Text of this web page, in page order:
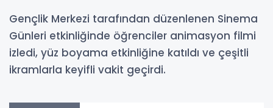
Gençlik Merkezi tarafından düzenlenen Sinema
Günleri etkinliğinde öğrenciler animasyon filmi
izledi, yüz boyama etkinliğine katıldı ve çeşitli
ikramlarla keyifli vakit geçirdi.